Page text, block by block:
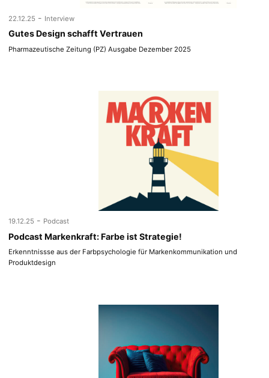
22.12.25 - Interview
Gutes Design schafft Vertrauen
Pharmazeutische Zeitung (PZ) Ausgabe Dezember 2025
19.12.25 - Podcast
Podcast Markenkraft: Farbe ist Strategie!
Erkenntnissse aus der Farbpsychologie für Markenkommunikation und
Produktdesign